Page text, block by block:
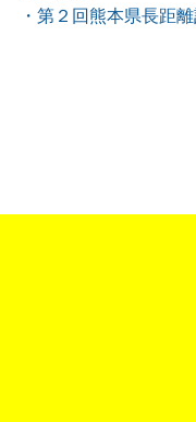
・第２回熊本県長距